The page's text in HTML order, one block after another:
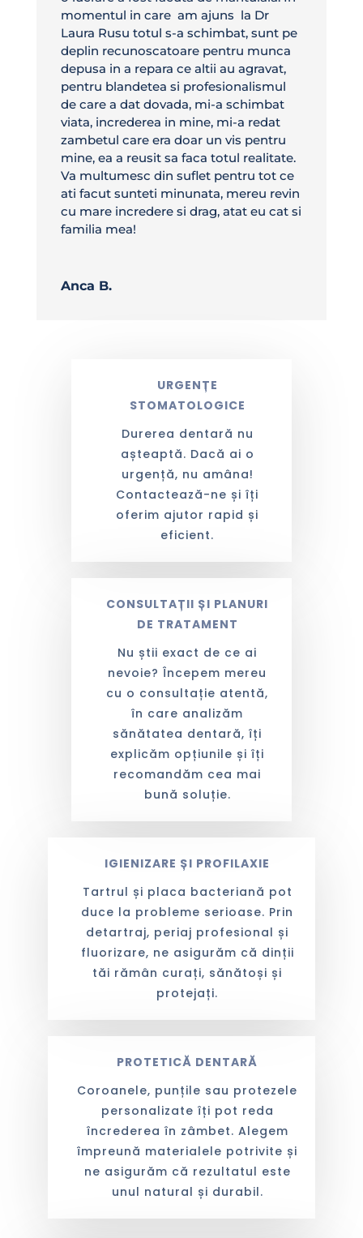
momentul in care am ajuns la Dr
Laura Rusu totul s-a schimbat, sunt pe
deplin recunoscatoare pentru munca
depusa in a repara ce altii au agravat,
pentru blandetea si profesionalismul
de care a dat dovada, mi-a schimbat
viata, increderea in mine, mi-a redat
zambetul care era doar un vis pentru
mine, ea a reusit sa faca totul realitate.
Va multumesc din suflet pentru tot ce
ati facut sunteti minunata, mereu revin
cu mare incredere si drag, atat eu cat si
familia mea!
Anca B.
URGENȚE
STOMATOLOGICE
Durerea dentară nu
așteaptă. Dacă ai o
urgență, nu amâna!
Contactează-ne și îți
oferim ajutor rapid și
eficient.
CONSULTAȚII ȘI PLANURI
DE TRATAMENT
Nu știi exact de ce ai
nevoie? Începem mereu
cu o consultație atentă,
în care analizăm
sănătatea dentară, îți
explicăm opțiunile și îți
recomandăm cea mai
bună soluție.
IGIENIZARE ȘI PROFILAXIE
Tartrul și placa bacteriană pot
duce la probleme serioase. Prin
detartraj, periaj profesional și
fluorizare, ne asigurăm că dinții
tăi rămân curați, sănătoși și
protejați.
PROTETICĂ DENTARĂ
Coroanele, punțile sau protezele
personalizate îți pot reda
încrederea în zâmbet. Alegem
împreună materialele potrivite și
ne asigurăm că rezultatul este
unul natural și durabil.